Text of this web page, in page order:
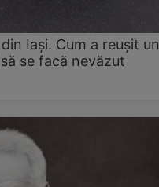
Iași. Cum a reușit un
se facă nevăzut